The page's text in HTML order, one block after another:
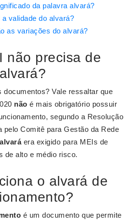
da palavra alvará?
a validade do alvará?
as variações do alvará?
não precisa de
alvará?
Vale ressaltar que
não é mais obrigatório possuir
segundo a Resolução
pelo Comitê para Gestão da Rede
alvaráera exigido para MEIs de
de alto e médio risco.
o alvará de
é um documento que permite